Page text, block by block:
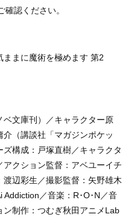
認ください。
まに魔術を極めます 第2
文庫刊）／キャラクター原
（講談社「マガジンポケッ
ズ構成：戸塚直樹／キャラクタ
クション監督：アベユーイチ
辺彩生／撮影監督：矢野雄木
Addiction／音楽：R･O･N／音
制作：つむぎ秋田アニメLab